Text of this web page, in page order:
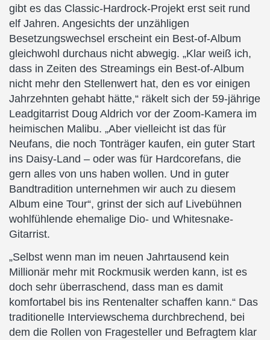
gibt es das Classic-Hardrock-Projekt erst seit rund
elf Jahren. Angesichts der unzähligen
Besetzungswechsel erscheint ein Best-of-Album
gleichwohl durchaus nicht abwegig. „Klar weiß ich,
dass in Zeiten des Streamings ein Best-of-Album
nicht mehr den Stellenwert hat, den es vor einigen
Jahrzehnten gehabt hätte,“ räkelt sich der 59-jährige
Leadgitarrist Doug Aldrich vor der Zoom-Kamera im
heimischen Malibu. „Aber vielleicht ist das für
Neufans, die noch Tonträger kaufen, ein guter Start
ins Daisy-Land – oder was für Hardcorefans, die
gern alles von uns haben wollen. Und in guter
Bandtradition unternehmen wir auch zu diesem
Album eine Tour“, grinst der sich auf Livebühnen
wohlfühlende ehemalige Dio- und Whitesnake-
Gitarrist.
„Selbst wenn man im neuen Jahrtausend kein
Millionär mehr mit Rockmusik werden kann, ist es
doch sehr überraschend, dass man es damit
komfortabel bis ins Rentenalter schaffen kann.“ Das
traditionelle Interviewschema durchbrechend, bei
dem die Rollen von Fragesteller und Befragtem klar